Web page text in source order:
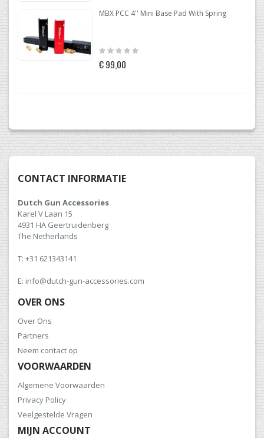
MBX PCC 4'' Mini Base Pad With Spring
Rating:
€ 99,00
CONTACT INFORMATIE
Dutch Gun Accessories
Karel V Laan 15
4931 HA Geertruidenberg
The Netherlands
T: +31 621343141
E: info@dutch-gun-accessories.com
OVER ONS
Over Ons
Partners
Neem contact op
VOORWAARDEN
Algemene Voorwaarden
Privacy Policy
Veelgestelde Vragen
MIJN ACCOUNT